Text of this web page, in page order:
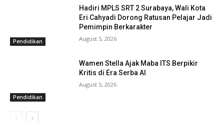
Pendidikan
Hadiri MPLS SRT 2 Surabaya, Wali Kota
Eri Cahyadi Dorong Ratusan Pelajar Jadi
Pemimpin Berkarakter
August 5, 2026
Pendidikan
Wamen Stella Ajak Maba ITS Berpikir
Kritis di Era Serba AI
August 5, 2026